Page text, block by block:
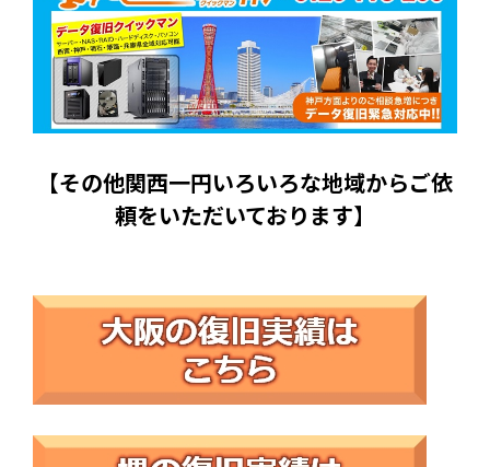
【その他関西一円いろいろな地域からご依
頼をいただいております】